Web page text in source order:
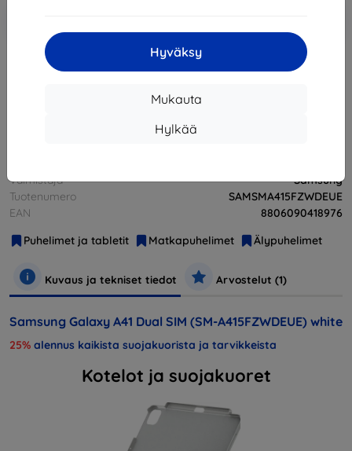
Hyväksy
Mukauta
Hylkää
Valmistaja
Samsung
Tuotenumero
SAMSMA415FZWDEUE
EAN
8806090418976
Puhelimet ja tabletit
Matkapuhelimet Älypuhelimet
Kuvaus ja tekniset tiedot Arvostelut (1)
Samsung Galaxy A41 Dual SIM (SM-A415FZWDEUE) white
25% alennus kaikista suojakuorista ja tarvikkeista
Kotelot ja suojakuoret